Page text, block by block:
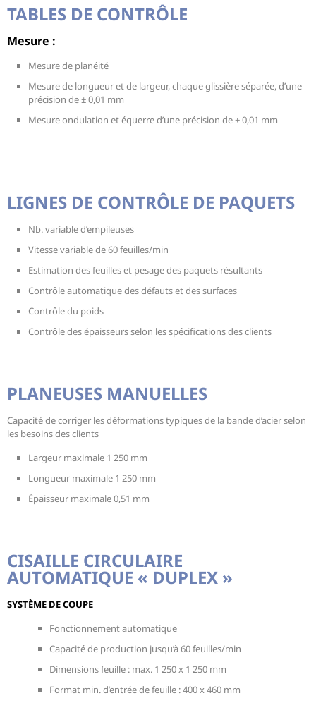
TABLES DE CONTRÔLE
Mesure :
Mesure de planéité
Mesure de longueur et de largeur, chaque glissière séparée, d’une
précision de ± 0,01 mm
Mesure ondulation et équerre d’une précision de ± 0,01 mm
LIGNES DE CONTRÔLE DE PAQUETS
Nb. variable d’empileuses
Vitesse variable de 60 feuilles/min
Estimation des feuilles et pesage des paquets résultants
Contrôle automatique des défauts et des surfaces
Contrôle du poids
Contrôle des épaisseurs selon les spécifications des clients
PLANEUSES MANUELLES
Capacité de corriger les déformations typiques de la bande d’acier selon
les besoins des clients
Largeur maximale 1 250 mm
Longueur maximale 1 250 mm
Épaisseur maximale 0,51 mm
CISAILLE CIRCULAIRE
AUTOMATIQUE « DUPLEX »
SYSTÈME DE COUPE
Fonctionnement automatique
Capacité de production jusqu’à 60 feuilles/min
Dimensions feuille : max. 1 250 x 1 250 mm
Format min. d’entrée de feuille : 400 x 460 mm